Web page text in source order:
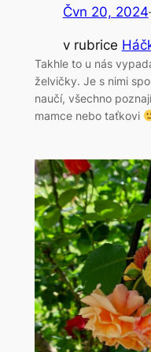
Čvn 20, 2024
v rubrice
Takhle to u nás
želvičky. Je s nimi
naučí, všechno
mamce nebo taťkovi